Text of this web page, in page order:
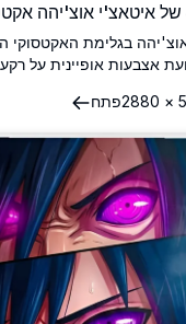
בגלימת האקטסוקי
אצבעות אופיינית על
×
2880פתח